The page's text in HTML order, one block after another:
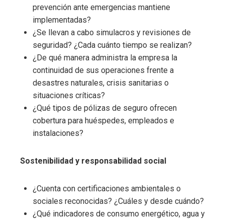
prevención ante emergencias mantiene
implementadas?
¿Se llevan a cabo simulacros y revisiones de
seguridad? ¿Cada cuánto tiempo se realizan?
¿De qué manera administra la empresa la
continuidad de sus operaciones frente a
desastres naturales, crisis sanitarias o
situaciones críticas?
¿Qué tipos de pólizas de seguro ofrecen
cobertura para huéspedes, empleados e
instalaciones?
Sostenibilidad y responsabilidad social
¿Cuenta con certificaciones ambientales o
sociales reconocidas? ¿Cuáles y desde cuándo?
¿Qué indicadores de consumo energético, agua y